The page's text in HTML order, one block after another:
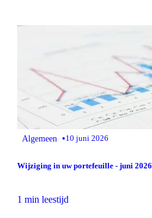
Algemeen •10 juni 2026
Wijziging in uw portefeuille - juni 2026
1 min leestijd